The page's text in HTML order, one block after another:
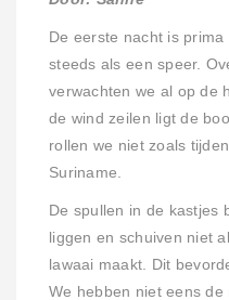
De eerste nacht is
steeds als een speer.
verwachten we al op de
de wind zeilen ligt de
rollen we niet zoals
Suriname.
De spullen in de kastjes
liggen en schuiven niet
lawaai maakt. Dit
We hebben niet eens